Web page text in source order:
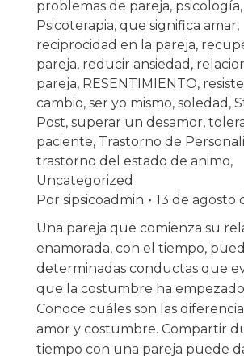
problemas de pareja, psicología,
Psicoterapia, que significa amar,
reciprocidad en la pareja,
pareja, reducir ansiedad ,
pareja, RESENTIMIENTO,
cambio, ser yo mismo, soledad ,
Post, superar un desamor,
paciente, Trastorno de
trastorno del estado de animo,
Uncategorized
Por sipsicoadmin
13 de agosto
Una pareja que comienza su
enamorada, con el tiempo,
determinadas conductas que
que la costumbre ha empezado
Conoce cuáles son las
amor y costumbre. Compartir
tiempo con una pareja puede